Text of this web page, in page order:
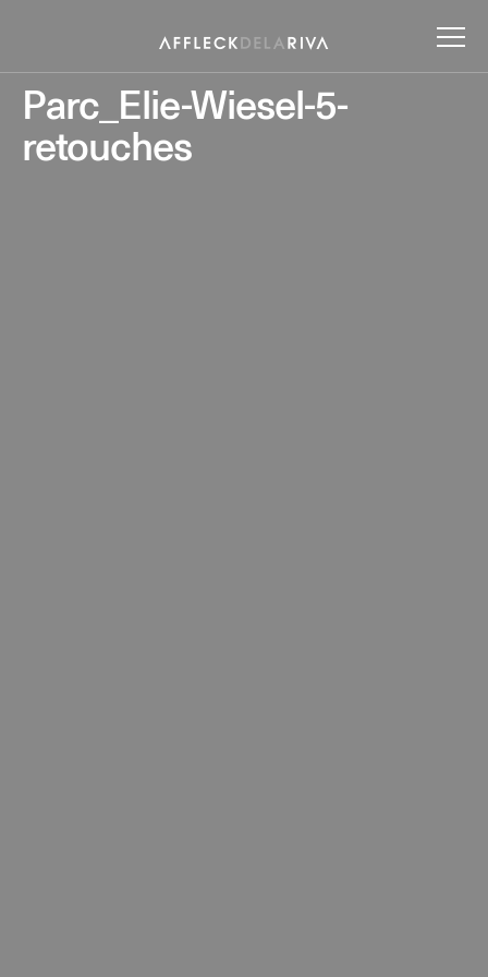
Parc_Elie-Wiesel-5-
retouches